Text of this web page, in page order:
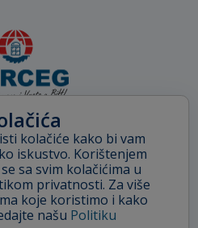
kolačiće kako bi vam
iskustvo. Korištenjem
sa svim kolačićima u
privatnosti. Za više
koje koristimo i kako
našu Politiku
Linkedin
podataka